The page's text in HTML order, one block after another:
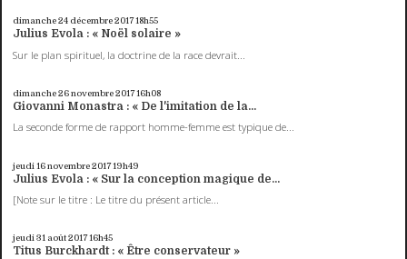
dimanche 24 décembre 201718h55
Julius Evola : « Noël solaire »
Sur le plan spirituel, la doctrine de la race devrait...
dimanche 26novembre 201716h08
Giovanni Monastra : « De l'imitation de la...
La seconde forme de rapport homme-femme est typique de...
jeudi 16novembre 201719h49
Julius Evola : « Sur la conception magique de...
[Note sur le titre : Le titre du présent article...
jeudi 31 août 201716h45
Titus Burckhardt : « Être conservateur »